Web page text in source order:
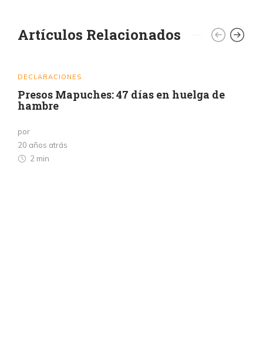
Artículos Relacionados
DECLARACIONES
Presos Mapuches: 47 días en huelga de
hambre
por
20 años atrás
2 min